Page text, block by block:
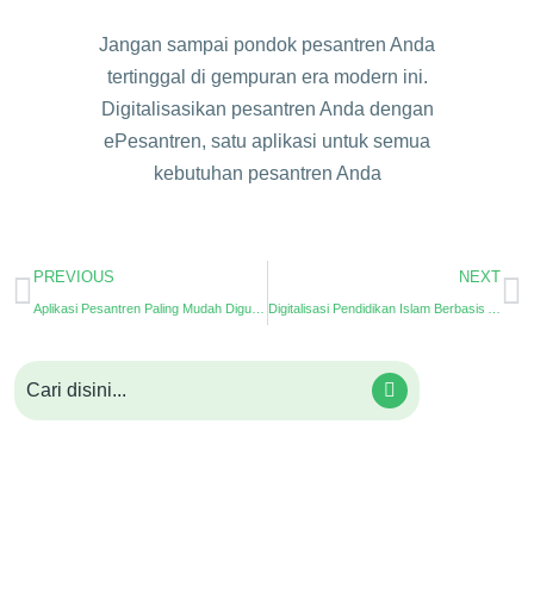
Jangan sampai pondok pesantren Anda
tertinggal di gempuran era modern ini.
Digitalisasikan pesantren Anda dengan
ePesantren, satu aplikasi untuk semua
kebutuhan pesantren Anda
PREVIOUS NEXT